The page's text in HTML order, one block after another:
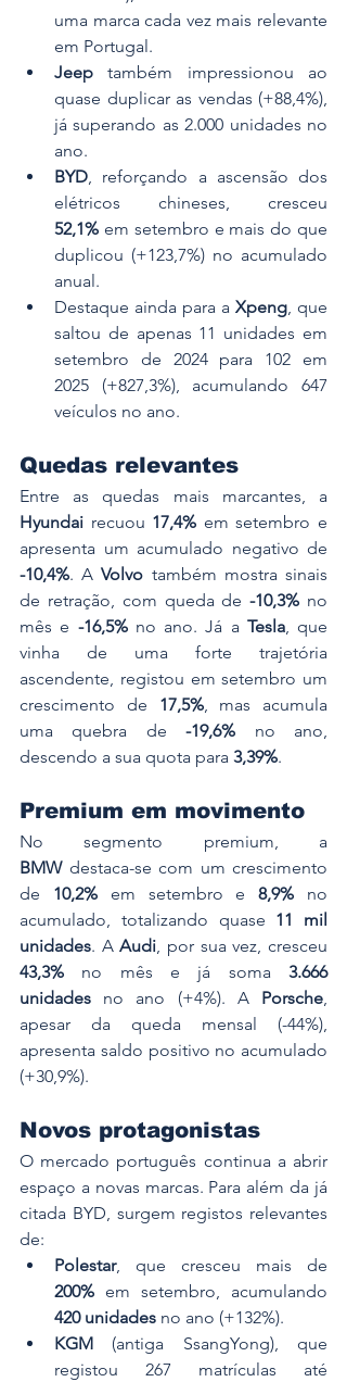
uma marca cada vez mais relevante
em Portugal.
Jeep também impressionou ao
quase duplicar as vendas (+88,4%),
já superando as 2.000 unidades no
ano.
BYD, reforçando a ascensão dos
52,1% em setembro e mais do que
duplicou (+123,7%) no acumulado
anual.
Destaque ainda para a Xpeng, que
saltou de apenas 11 unidades em
setembro de 2024 para 102 em
2025 (+827,3%), acumulando 647
veículos no ano.
Quedas relevantes
Hyundai recuou 17,4% em setembro e
-10,4%. A Volvo também mostra sinais
de retração, com queda de -10,3% no
mês e -16,5% no ano. Já a Tesla, que
vinha de uma forte trajetória
ascendente, registou em setembro um
crescimento de 17,5%, mas acumula
uma quebra de -19,6% no ano,
descendo a sua quota para 3,39%.
Premium em movimento
BMW destaca-se com um crescimento
de 10,2% em setembro e 8,9% no
acumulado, totalizando quase 11 mil
unidades. A Audi
43,3% no mês e já soma 3.666
unidades no ano (+4%). A Porsche,
apesar da queda mensal (-44%),
apresenta saldo positivo no acumulado
(+30,9%).
Novos protagonistas
O mercado português continua a abrir
espaço a novas marcas. Para além da já
citada BYD, surgem registos relevantes
de:
Polestar
200%
420 unidades no ano (+132%).
KGM (antiga SsangYong), que
registou 267 matrículas até